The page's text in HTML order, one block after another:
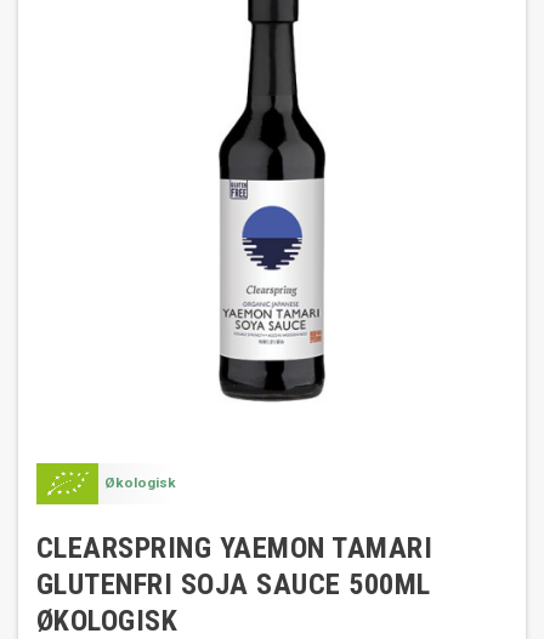
Økologisk
CLEARSPRING YAEMON TAMARI
GLUTENFRI SOJA SAUCE 500ML
ØKOLOGISK